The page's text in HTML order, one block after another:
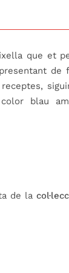
que et
de
blau
de la
amb el de